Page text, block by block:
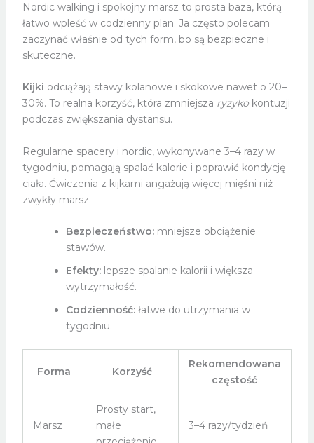
Nordic walking i spokojny marsz to prosta baza, którą
łatwo wpleść w codzienny plan. Ja często polecam
zaczynać właśnie od tych form, bo są bezpieczne i
skuteczne.
Kijki odciążają stawy kolanowe i skokowe nawet o 20–
30%. To realna korzyść, która zmniejsza ryzykokontuzji
podczas zwiększania dystansu.
Regularne spacery i nordic, wykonywane 3–4 razy w
tygodniu, pomagają spalać kalorie i poprawić kondycję
ciała. Ćwiczenia z kijkami angażują więcej mięśni niż
zwykły marsz.
Bezpieczeństwo:mniejsze obciążenie
stawów.
Efekty:lepsze spalanie kalorii i większa
wytrzymałość.
Codzienność:łatwe do utrzymania w
tygodniu.
Forma Korzyść
Rekomendowana
częstość
Marsz
Prosty start,
małe
3–4 razy/tydzień